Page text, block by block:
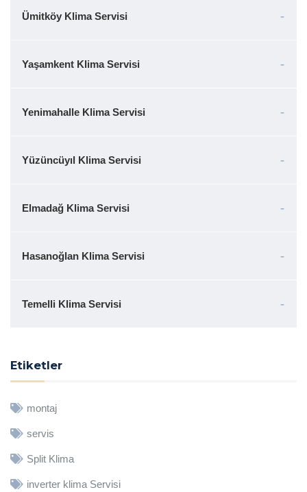
Ümitköy Klima Servisi
Yaşamkent Klima Servisi
Yenimahalle Klima Servisi
Yüzüncüyıl Klima Servisi
Elmadağ Klima Servisi
Hasanoğlan Klima Servisi
Temelli Klima Servisi
Etiketler
montaj
servis
Split Klima
inverter klima Servisi